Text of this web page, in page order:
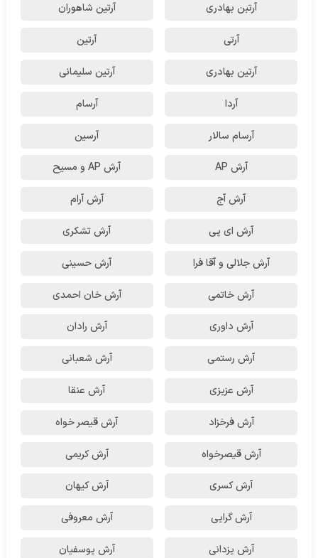
آرتبن بهادری آرتين شاهوران
آرتی آرتین
آرتین بهادری آرتین سلیمانی
آردا آرسام
آرسام سالار آرسین
آرش AP آرش AP و مسیح
آرش آج آرش آرام
آرش ای پی آرش تشکری
آرش جلالی و آقا فرا آرش حسینی
آرش خاتمی آرش خان احمدی
آرش داوری آرش رادان
آرش رستمى آرش شعبانی
آرش عزیزی آرش عنقا
آرش فرخزاد آرش قیصر خواه
آرش قیصرخواه آرش کریمی
آرش کسری آرش کیهان
آرش گرایی آرش معروفی
آرش یزدانی آرش یوسفیان